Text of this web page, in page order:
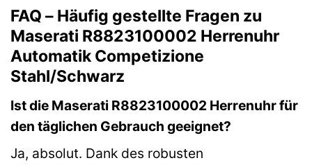
FAQ – Häufig gestellte Fragen zu
Maserati R8823100002 Herrenuhr
Automatik Competizione
Stahl/Schwarz
Ist die Maserati R8823100002 Herrenuhr für
den täglichen Gebrauch geeignet?
Ja, absolut. Dank des robusten